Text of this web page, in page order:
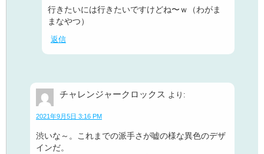
行きたいには行きたいですけどね〜ｗ（わがま
まなやつ）
返信
チャレンジャークロックス より:
2021年9月5日 3:16 PM
渋いな～。これまでの派手さが嘘の様な異色のデザ
インだ。